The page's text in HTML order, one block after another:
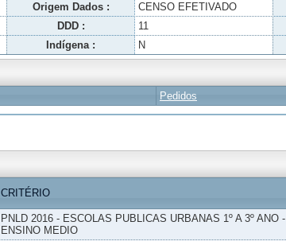
Origem Dados : CENSO EFETIVADO
DDD : 11
Indígena : N
Pedidos
CRITÉRIO
PNLD 2016 - ESCOLAS PUBLICAS URBANAS 1º A 3º ANO -
ENSINO MEDIO